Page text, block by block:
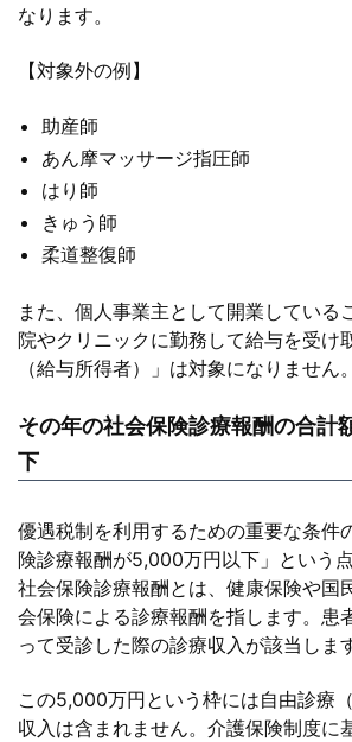
なります。
【対象外の例】
助産師
あん摩マッサージ指圧師
はり師
きゅう師
柔道整復師
また、個人事業主として開業している
院やクリニックに勤務して給与を受け
（給与所得者）」は対象になりません。
その年の社会保険診療報酬の合計
下
優遇税制を利用するための重要な条件
険診療報酬が5,000万円以下」という
社会保険診療報酬とは、健康保険や国
会保険による診療報酬を指します。患
って受診した際の診療収入が該当しま
この5,000万円という枠には自由診療
収入は含まれません。介護保険制度に